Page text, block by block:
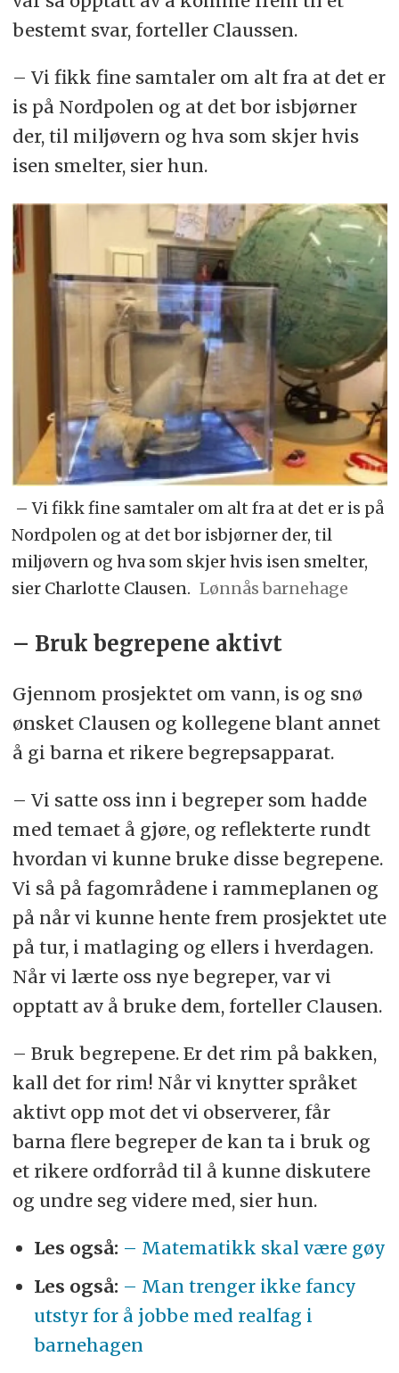
bestemt svar, forteller Claussen.
– Vi fikk fine samtaler om alt fra at det er
is på Nordpolen og at det bor isbjørner
der, til miljøvern og hva som skjer hvis
isen smelter, sier hun.
– Vi fikk fine samtaler om alt fra at det er is på
Nordpolen og at det bor isbjørner der, til
miljøvern og hva som skjer hvis isen smelter,
sier Charlotte Clausen. Lønnås barnehage
– Bruk begrepene aktivt
Gjennom prosjektet om vann, is og snø
ønsket Clausen og kollegene blant annet
å gi barna et rikere begrepsapparat.
– Vi satte oss inn i begreper som hadde
med temaet å gjøre, og reflekterte rundt
hvordan vi kunne bruke disse begrepene.
Vi så på fagområdene i rammeplanen og
på når vi kunne hente frem prosjektet ute
på tur, i matlaging og ellers i hverdagen.
Når vi lærte oss nye begreper, var vi
opptatt av å bruke dem, forteller Clausen.
– Bruk begrepene. Er det rim på bakken,
kall det for rim! Når vi knytter språket
aktivt opp mot det vi observerer, får
barna flere begreper de kan ta i bruk og
et rikere ordforråd til å kunne diskutere
og undre seg videre med, sier hun.
Les også: – Matematikk skal være gøy
Les også: – Man trenger ikke fancy
utstyr for å jobbe med realfag i
barnehagen